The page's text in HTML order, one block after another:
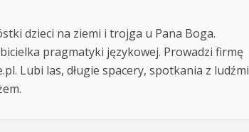
dzieci na ziemi i trojga u Pana Boga.
pragmatyki językowej. Prowadzi firmę
Lubi las, długie spacery, spotkania z ludźmi